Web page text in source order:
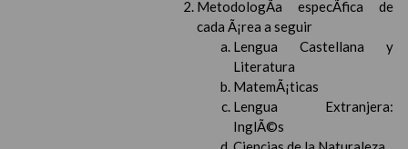
MetodologÃ­a especÃ­fica de
cada Ã¡rea a seguir
Lengua Castellana y
Literatura
MatemÃ¡ticas
Lengua Extranjera:
InglÃ©s